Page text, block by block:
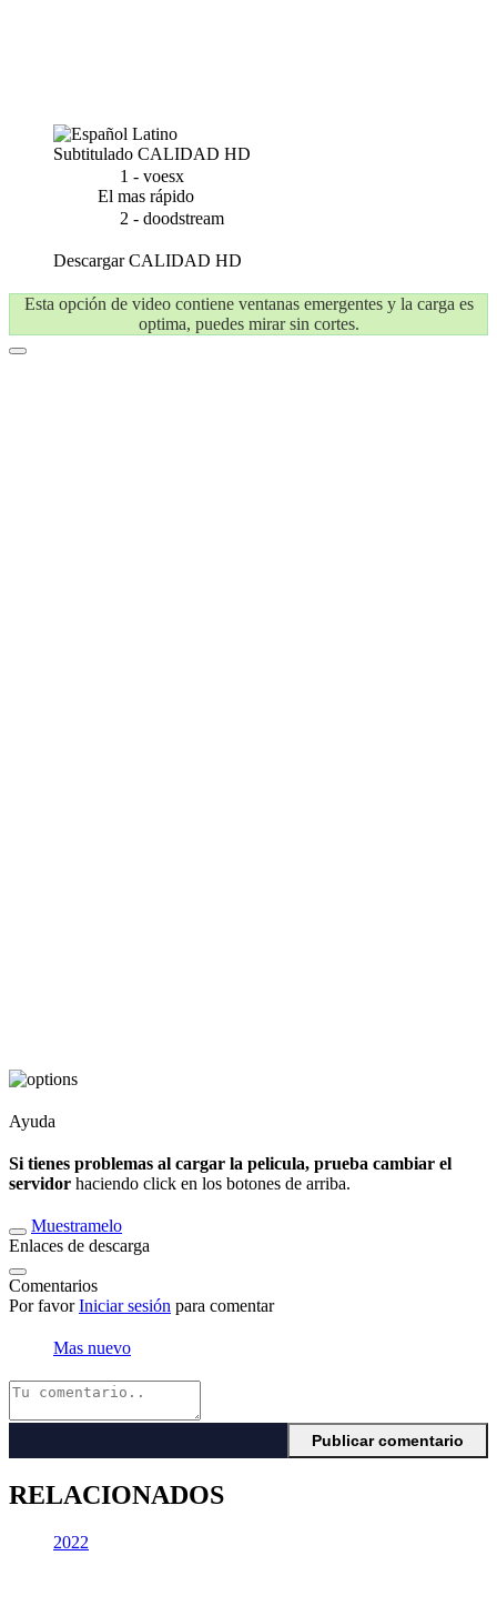
Subtitulado CALIDAD HD
1 - voesx
El mas rápido
2 - doodstream
DescargarCALIDAD HD
Esta opción de video contiene ventanas emergentes y la carga es
optima, puedes mirar sin cortes.
Ayuda
Si tienes problemas al cargar la pelicula, prueba cambiar el
servidor haciendo click en los botones de arriba.
Muestramelo
Enlaces de descarga
Comentarios
Por favorIniciar sesión para comentar
Mas nuevo
RELACIONADOS
2022